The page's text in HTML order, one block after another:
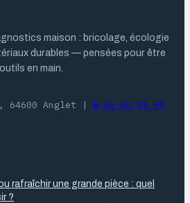
maison : bricolage, écologie
durables — pensées pour être
en main.
64600 Anglet | ☎ 06 06 55 90
rafraîchir une grande pièce : quel
?